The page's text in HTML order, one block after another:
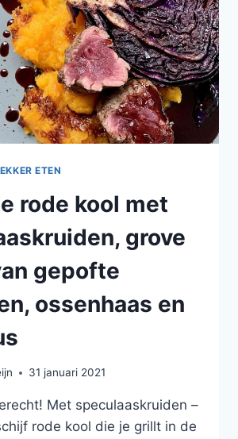
ETEN
rode kool met
grove
gepofte
ossenhaas en
31 januari 2021
Met speculaaskruiden –
rode kool die je grillt in de